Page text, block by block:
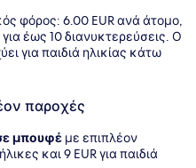
φόρος: 6.00 EUR ανά άτομο,
έως 10 διανυκτερεύσεις. Ο
για παιδιά ηλικίας κάτω
παροχές
μπουφέ με επιπλέον
και 9 EUR για παιδιά